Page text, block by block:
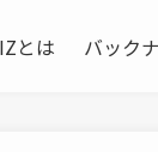
とは バック